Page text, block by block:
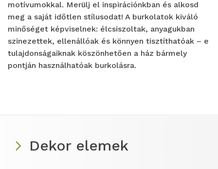
motívumokkal. Merülj el inspirációnkban és alkosd
meg a saját időtlen stílusodat! A burkolatok kiváló
minőséget képviselnek: élcsiszoltak, anyagukban
szinezettek, ellenállóak és könnyen tisztíthatóak – e
tulajdonságaiknak köszönhetően a ház bármely
pontján használhatóak burkolásra.
Dekor elemek